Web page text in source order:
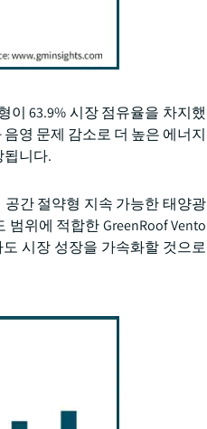
이 63.9% 시장 점유율을 차지했
영 문제 감소로 더 높은 에너지
됩니다.
간 절약형 지속 가능한 태양광
범위에 적합한 GreenRoof Vento
시장 성장을 가속화할 것으로